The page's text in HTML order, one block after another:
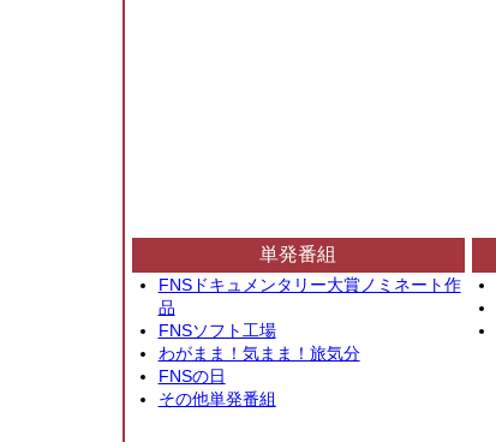
単発番組
FNSドキュメンタリー大賞ノミネート作
品
FNSソフト工場
わがまま！気まま！旅気分
FNSの日
その他単発番組